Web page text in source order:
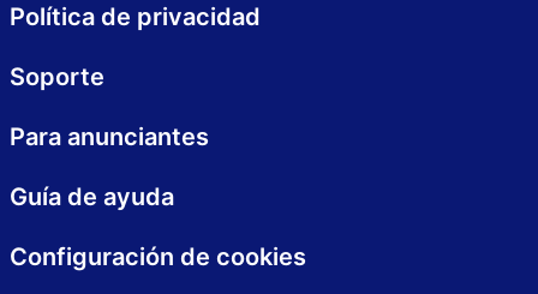
Política de privacidad
Soporte
Para anunciantes
Guía de ayuda
Configuración de cookies